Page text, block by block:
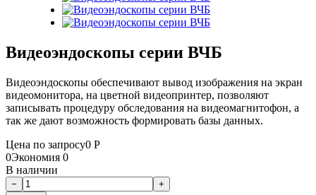
Видеоэндоскопы серии ВЧБ
Видеоэндоскопы обеспечивают вывод изображения на экран
видеомонитора, на цветной видеопринтер, позволяют
записывать процедуру обследования на видеомагнитофон, а
так же дают возможность формировать базы данных.
Цена по запросу0 Р
0Экономия 0
В наличии